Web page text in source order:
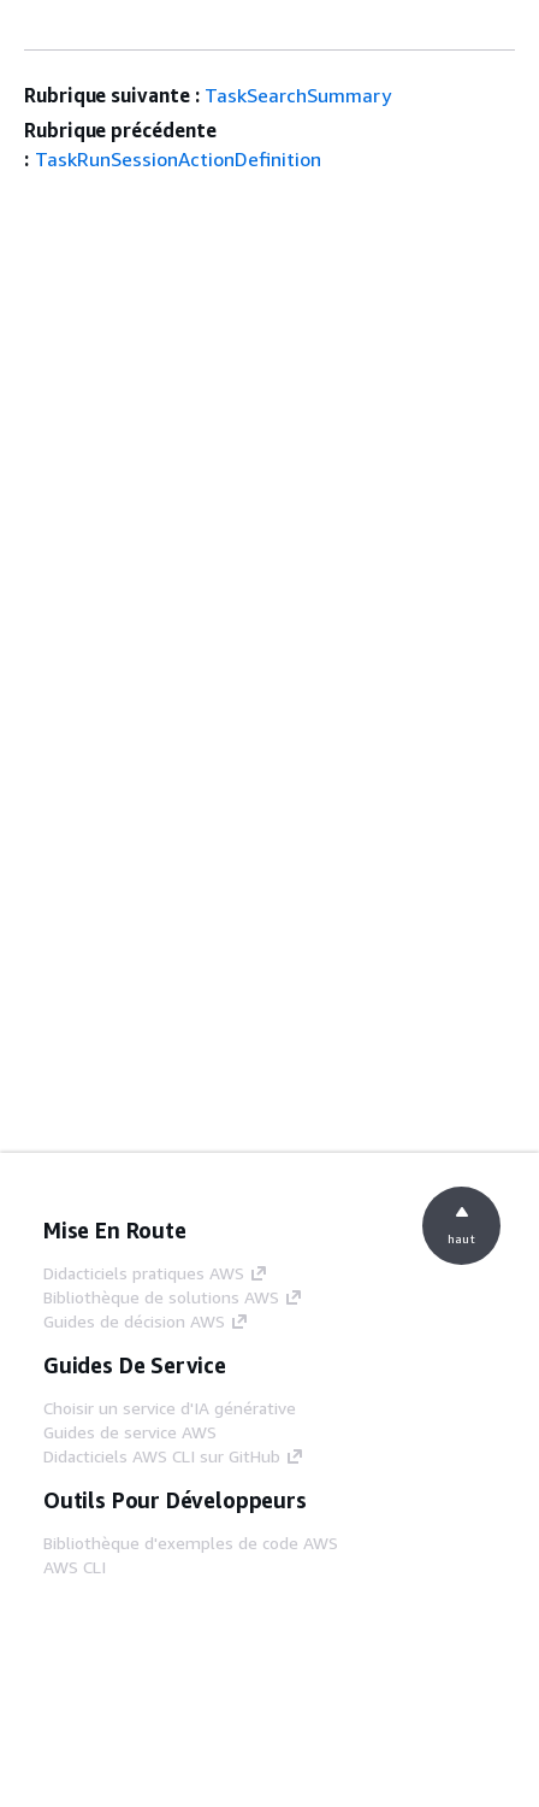
Rubrique suivante : TaskSearchSummary
Rubrique précédente
: TaskRunSessionActionDefinition
Mise En Route
Didacticiels pratiques AWS
Bibliothèque de solutions AWS
Guides de décision AWS
Guides De Service
Choisir un service d'IA générative
Guides de service AWS
Didacticiels AWS CLI sur GitHub
Outils Pour Développeurs
Bibliothèque d'exemples de code AWS
AWS CLI
haut